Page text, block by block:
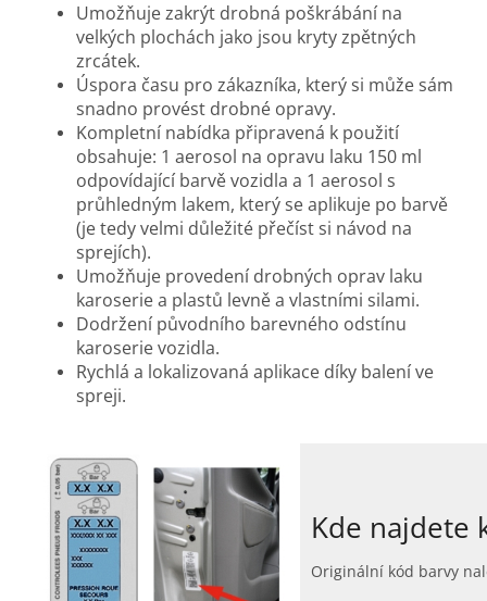
Umožňuje zakrýt drobná poškrábání na
velkých plochách jako jsou kryty zpětných
zrcátek.
Úspora času pro zákazníka, který si může sám
snadno provést drobné opravy.
Kompletní nabídka připravená k použití
obsahuje: 1 aerosol na opravu laku 150 ml
odpovídající barvě vozidla a 1 aerosol s
průhledným lakem, který se aplikuje po barvě
(je tedy velmi důležité přečíst si návod na
sprejích).
Umožňuje provedení drobných oprav laku
karoserie a plastů levně a vlastními silami.
Dodržení původního barevného odstínu
karoserie vozidla.
Rychlá a lokalizovaná aplikace díky balení ve
spreji.
Kde najdete
Originální kód barvy